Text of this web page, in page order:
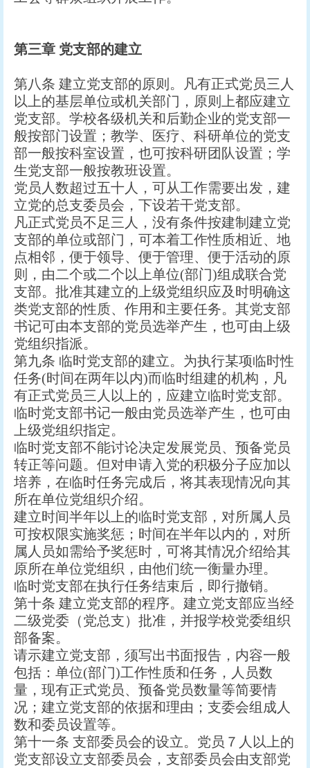
第三章 党支部的建立
第八条 建立党支部的原则。凡有正式党员三人
以上的基层单位或机关部门，原则上都应建立
党支部。学校各级机关和后勤企业的党支部一
般按部门设置；教学、医疗、科研单位的党支
部一般按科室设置，也可按科研团队设置；学
生党支部一般按教班设置。
党员人数超过五十人，可从工作需要出发，建
立党的总支委员会，下设若干党支部。
凡正式党员不足三人，没有条件按建制建立党
支部的单位或部门，可本着工作性质相近、地
点相邻，便于领导、便于管理、便于活动的原
则，由二个或二个以上单位(部门)组成联合党
支部。批准其建立的上级党组织应及时明确这
类党支部的性质、作用和主要任务。其党支部
书记可由本支部的党员选举产生，也可由上级
党组织指派。
第九条 临时党支部的建立。为执行某项临时性
任务(时间在两年以内)而临时组建的机构，凡
有正式党员三人以上的，应建立临时党支部。
临时党支部书记一般由党员选举产生，也可由
上级党组织指定。
临时党支部不能讨论决定发展党员、预备党员
转正等问题。但对申请入党的积极分子应加以
培养，在临时任务完成后，将其表现情况向其
所在单位党组织介绍。
建立时间半年以上的临时党支部，对所属人员
可按权限实施奖惩；时间在半年以内的，对所
属人员如需给予奖惩时，可将其情况介绍给其
原所在单位党组织，由他们统一衡量办理。
临时党支部在执行任务结束后，即行撤销。
第十条 建立党支部的程序。建立党支部应当经
二级党委（党总支）批准，并报学校党委组织
部备案。
请示建立党支部，须写出书面报告，内容一般
包括：单位(部门)工作性质和任务，人员数
量，现有正式党员、预备党员数量等简要情
况；建立党支部的依据和理由；支委会组成人
数和委员设置等。
第十一条 支部委员会的设立。党员７人以上的
党支部设立支部委员会，支部委员会由支部党